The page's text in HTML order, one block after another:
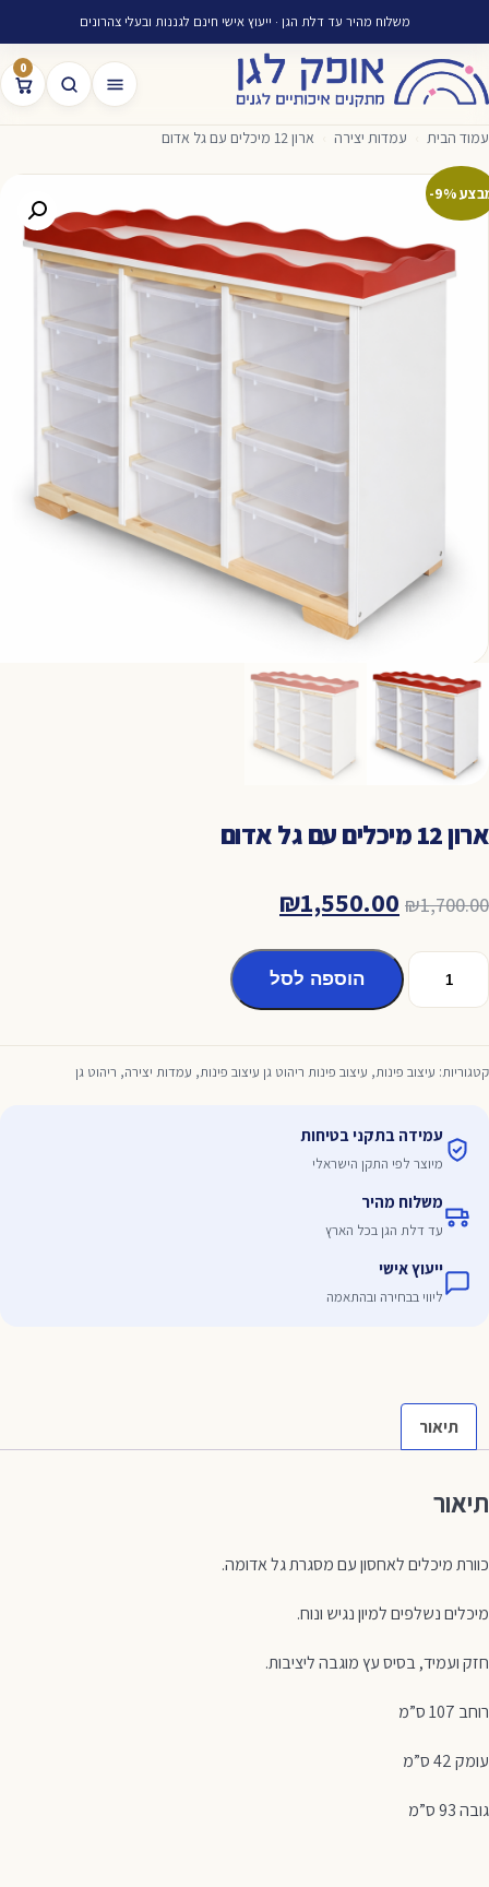
משלוח מהיר עד דלת הגן · ייעוץ אישי חינם לגננות ובעלי צהרונים
0
עמוד הבית עמדות יצירה ארון 12 מיכלים עם גל אדום
9%-
ארון 12 מיכלים עם גל אדום
₪1,700.00
המחיר
המקורי
היה:
₪1,550.00
הנוכחי
הוא:
כמות
מיכלים
אדום
הוספה לסל
קטגוריות: עיצוב פינות, עיצוב פינות ריהוט גן עיצוב פינות, עמדות יצירה, ריהוט גן
עמידה בתקני בטיחות
מיוצר לפי התקן הישראלי
משלוח מהיר
עד דלת הגן בכל הארץ
ייעוץ אישי
ליווי בבחירה ובהתאמה
תיאור
תיאור
כוורת מיכלים לאחסון עם מסגרת גל אדומה.
מיכלים נשלפים למיון נגיש ונוח.
חזק ועמיד, בסיס עץ מוגבה ליציבות.
רוחב 107 ס”מ
עומק 42 ס”מ
גובה 93 ס”מ